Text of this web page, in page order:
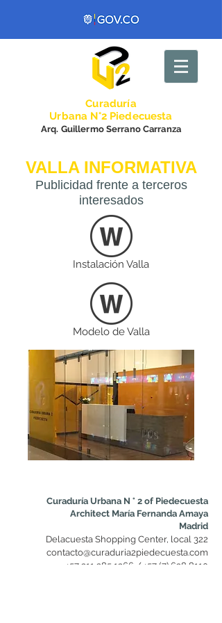
Curaduría
Urbana N°2 Piedecuesta
Arq. Guillermo Serrano Carranza
VALLA INFORMATIVA
Publicidad frente a terceros
interesados
Instalación Valla
Modelo de Valla
Curaduría Urbana N ° 2 of Piedecuesta
Architect María Fernanda Amaya
Madrid
Delacuesta Shopping Center, local 322
contacto@curaduria2piedecuesta.com
+57 311 285 1366 / +57 (7) 638 8110